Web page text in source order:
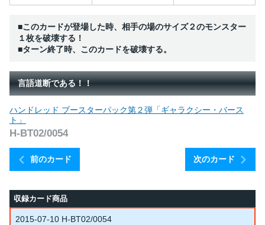
■このカードが登場した時、相手の場のサイズ２のモンスター
１枚を破壊する！
■ターン終了時、このカードを破壊する。
言語道断である！！
前のカード
ハンドレッド ブースターパック第２弾「ギャラクシー・バース
ト」
H-BT02/0054
次のカード
収録カード商品
2015-07-10 H-BT02/0054